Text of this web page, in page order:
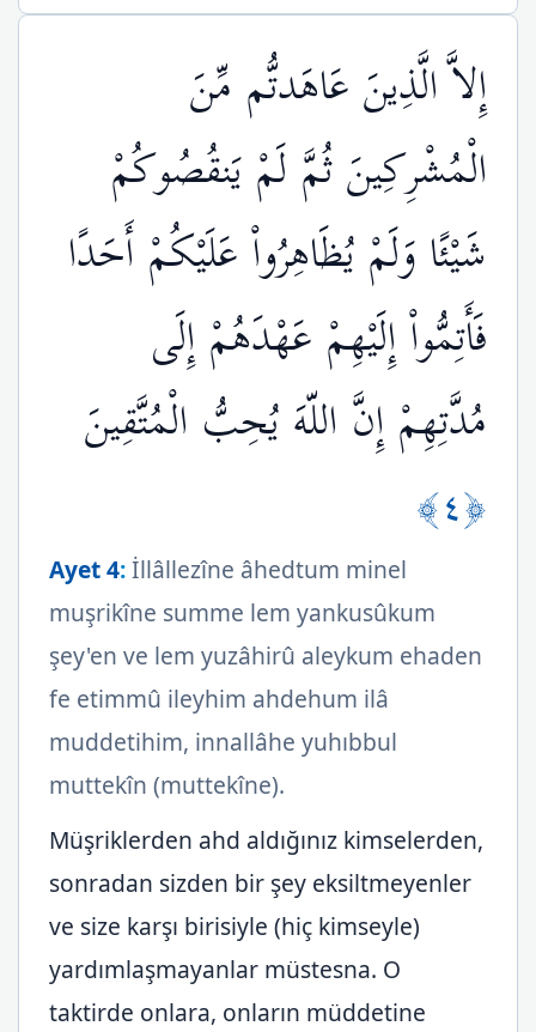
إِلاَّ الَّذِينَ عَاهَدتُّم مِّنَ
الْمُشْرِكِينَ ثُمَّ لَمْ يَنقُصُوكُمْ
شَيْئًا وَلَمْ يُظَاهِرُواْ عَلَيْكُمْ أَحَدًا
فَأَتِمُّواْ إِلَيْهِمْ عَهْدَهُمْ إِلَى
مُدَّتِهِمْ إِنَّ اللّهَ يُحِبُّ الْمُتَّقِينَ
﴿٤﴾
Ayet 4:İllâllezîne âhedtum minel
muşrikîne summe lem yankusûkum
şey'en ve lem yuzâhirû aleykum ehaden
fe etimmû ileyhim ahdehum ilâ
muddetihim, innallâhe yuhıbbul
muttekîn (muttekîne).
Müşriklerden ahd aldığınız kimselerden,
sonradan sizden bir şey eksiltmeyenler
ve size karşı birisiyle (hiç kimseyle)
yardımlaşmayanlar müstesna. O
taktirde onlara, onların müddetine